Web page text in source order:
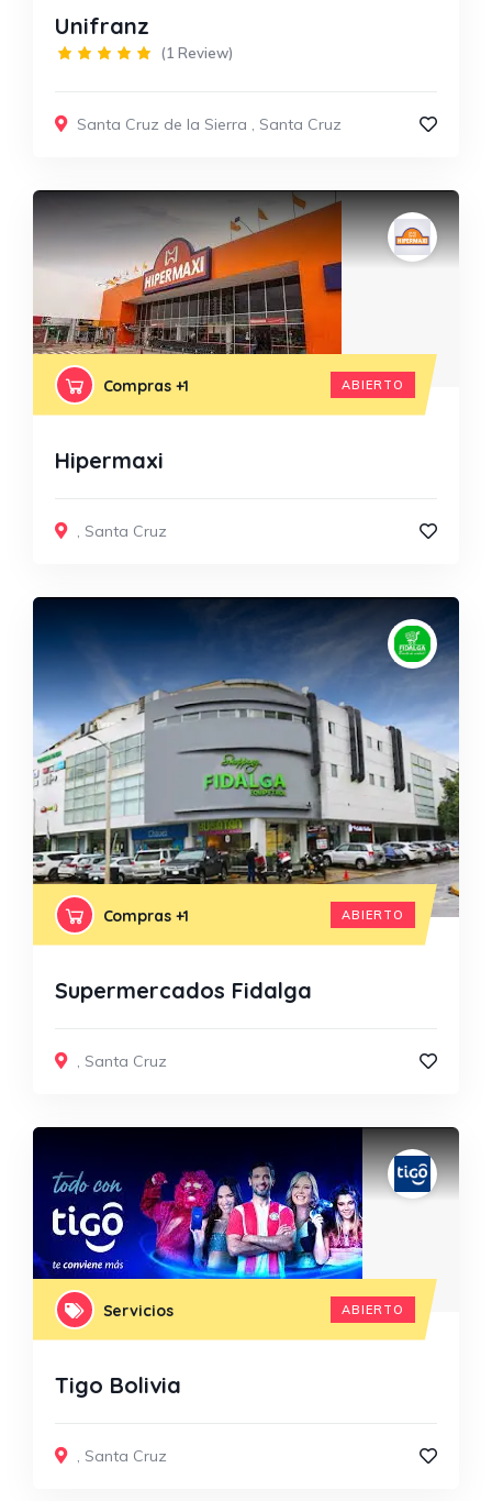
Unifranz
(1 Review)
Santa Cruz de la Sierra Santa Cruz
Compras +1 ABIERTO
Hipermaxi
Santa Cruz
Compras +1 ABIERTO
Supermercados Fidalga
Santa Cruz
Servicios ABIERTO
Tigo Bolivia
Santa Cruz